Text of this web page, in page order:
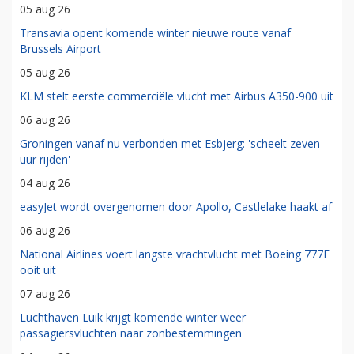
05 aug 26
Transavia opent komende winter nieuwe route vanaf
Brussels Airport
05 aug 26
KLM stelt eerste commerciële vlucht met Airbus A350-900 uit
06 aug 26
Groningen vanaf nu verbonden met Esbjerg: 'scheelt zeven
uur rijden'
04 aug 26
easyJet wordt overgenomen door Apollo, Castlelake haakt af
06 aug 26
National Airlines voert langste vrachtvlucht met Boeing 777F
ooit uit
07 aug 26
Luchthaven Luik krijgt komende winter weer
passagiersvluchten naar zonbestemmingen